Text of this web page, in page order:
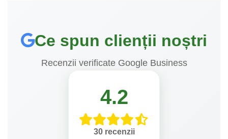
Ce spun clienții noștri
Recenzii verificate Google Business
4.2
30 recenzii